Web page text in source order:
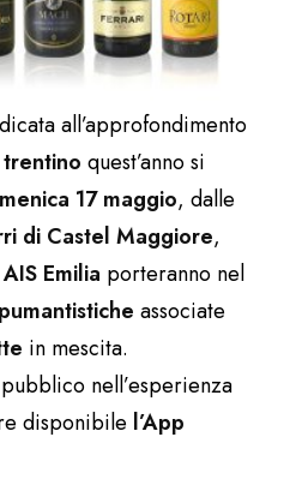
all’approfondimento
quest’anno si
17 maggio, dalle
di Castel Maggiore,
Emilia porteranno nel
associate
in mescita.
nell’esperienza
disponibile l’App